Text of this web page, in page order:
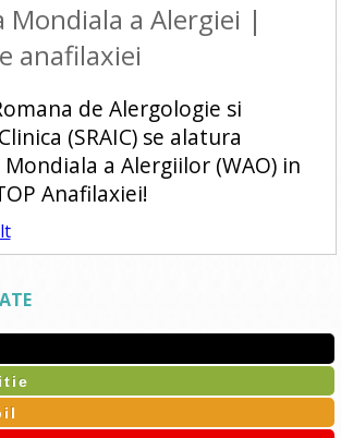
Mondiala a Alergiei |
anafilaxiei
de Alergologie si
(SRAIC) se alatura
a Alergiilor (WAO) in
Anafilaxiei!